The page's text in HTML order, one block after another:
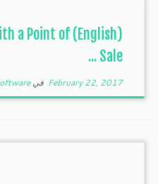
With a Point of
Sale ...
February 22, 2017 في